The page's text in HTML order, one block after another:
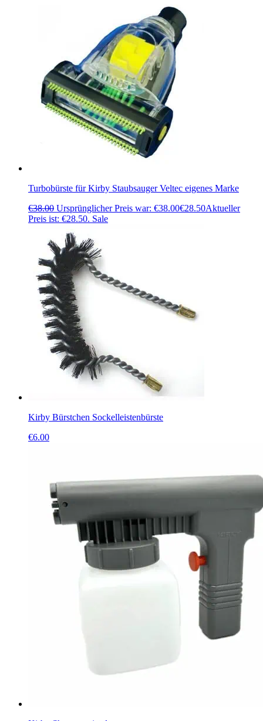
Turbobürste für Kirby Staubsauger Veltec eigenes Marke
€38.00 Ursprünglicher Preis war: €38.00€28.50Aktueller
Preis ist: €28.50. Sale
Kirby Bürstchen Sockelleistenbürste
€6.00